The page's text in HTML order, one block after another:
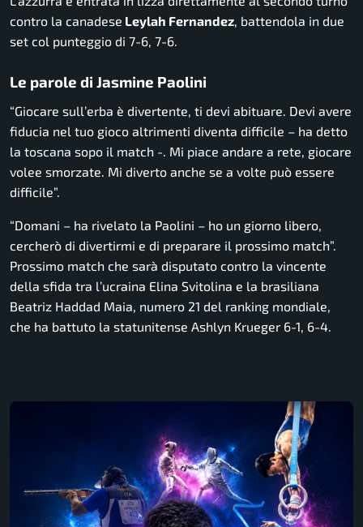
contro la canadese Leylah Fernandez, battendola in due
set col punteggio di 7-6, 7-6.
Le parole di Jasmine Paolini
“Giocare sull’erba è divertente, ti devi abituare. Devi avere
fiducia nel tuo gioco altrimenti diventa difficile – ha detto
la toscana sopo il match -. Mi piace andare a rete, giocare
volee smorzate. Mi diverto anche se a volte può essere
difficile”.
“Domani – ha rivelato la Paolini – ho un giorno libero,
cercherò di divertirmi e di preparare il prossimo match”.
Prossimo match che sarà disputato contro la vincente
della sfida tra l’ucraina Elina Svitolina e la brasiliana
Beatriz Haddad Maia, numero 21 del ranking mondiale,
che ha battuto la statunitense Ashlyn Krueger 6-1, 6-4.